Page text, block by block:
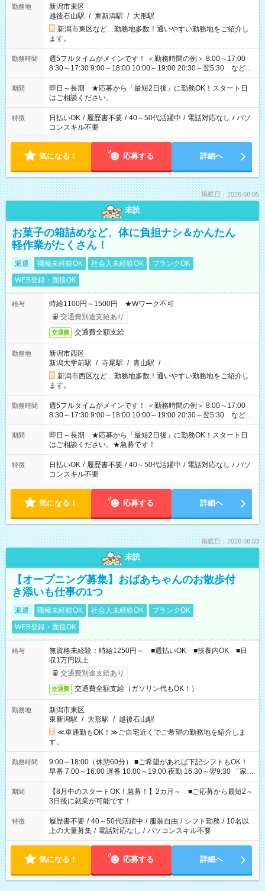
勤務地
新潟市東区
越後石山駅 / 東新潟駅 / 大形駅
新潟市東区など…勤務地多数！通いやすい勤務地をご紹介し
ます。
勤務時間
週5フルタイムがメインです！ ＜勤務時間の例＞ 8:00～17:00
8:30～17:30 9:00～18:00 10:00～19:00 20:30～翌5:30 など ★
その他にも勤務時間多数！ 日勤のみ、残業なし、交替制など
ご希望を教えてください！
期間
即日～長期 ★応募から「最短2日後」に勤務OK！スタート日
はご相談ください。
特徴 日払いOK / 履歴書不要 / 40～50代活躍中 / 電話対応なし / パソ
コンスキル不要
気になる！ 応募する 詳細へ
掲載日：2026.08.05
未読
お菓子の箱詰めなど、体に負担ナシ＆かんたん
軽作業がたくさん！
派遣 職種未経験OK 社会人未経験OK
ブランクOK
WEB登録・面接OK
給与
時給1100円～1500円 ★Wワーク不可
交通費別途支給あり
交通費 交通費全額支給
勤務地
新潟市西区
新潟大学前駅 / 寺尾駅 / 青山駅 / …
新潟市西区など…勤務地多数！通いやすい勤務地をご紹介し
ます。
勤務時間
週5フルタイムがメインです！ ＜勤務時間の例＞ 8:00～17:00
8:30～17:30 9:00～18:00 10:00～19:00 20:30～翌5:30 など ★
その他にも勤務時間多数！ 日勤のみ、残業なし、交替制など
ご希望を教えてください！
期間
即日～長期 ★応募から「最短2日後」に勤務OK！スタート日
はご相談ください。★急募です！
特徴 日払いOK / 履歴書不要 / 40～50代活躍中 / 電話対応なし / パソ
コンスキル不要
気になる！ 応募する 詳細へ
掲載日：2026.08.03
未読
【オープニング募集】おばあちゃんのお散歩付
き添いも仕事の1つ
派遣 職種未経験OK 社会人未経験OK
ブランクOK
WEB登録・面接OK
給与
無資格未経験：時給1250円～ ■週払いOK ■扶養内OK ■日
収1万円以上
交通費別途支給あり
交通費 交通費全額支給（ガソリン代もOK！）
勤務地
新潟市東区
東新潟駅 / 大形駅 / 越後石山駅
≪車通勤もOK！≫ご自宅近くでご希望の勤務地を紹介しま
す。
勤務時間
9:00～18:00（休憩60分） ■ご希望があれば下記シフトもOK！
早番 7:00～16:00 遅番 10:00～19:00 夜勤 16:30～翌9:30 「家族
と休みを合わせたい」 「余裕を持って夕飯の準備がしたい」
「できれば残業はしたくない」 など、ご希望を教えてください
ね。 ※Wワーク希望の方へ 今ご覧のお仕事で希望する勤務時間
と、もう1つのお仕事の勤務時間。 合計で週40時間を超える場
合は応募できません。
期間
【8月中のスタートOK！急募！】2カ月～ ■ご応募から最短2～
3日後に就業が可能です！
特徴 履歴書不要 / 40～50代活躍中 / 服装自由 / シフト勤務 / 10名以
上の大量募集 / 電話対応なし / パソコンスキル不要
気になる！ 応募する 詳細へ